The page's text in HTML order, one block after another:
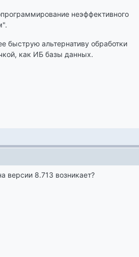
неэффективного
быструю альтернативу обработки
как ИБ базы данных.
версии 8.713 возникает?